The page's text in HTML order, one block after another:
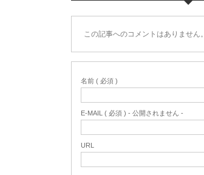
この記事へのコメントはありません。
名前 ( 必須 )
E-MAIL ( 必須 ) - 公開されません -
URL